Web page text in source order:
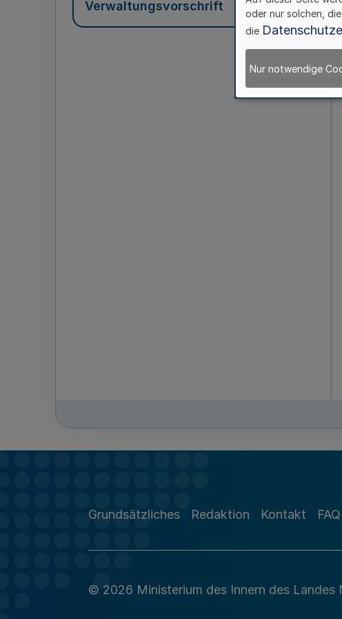
Verwaltungsvorschrift
Grundsätzliches Redaktion Kontakt FAQ
© 2026 Ministerium des Innern des Landes
oder nur solchen,
die
Nur notwendige